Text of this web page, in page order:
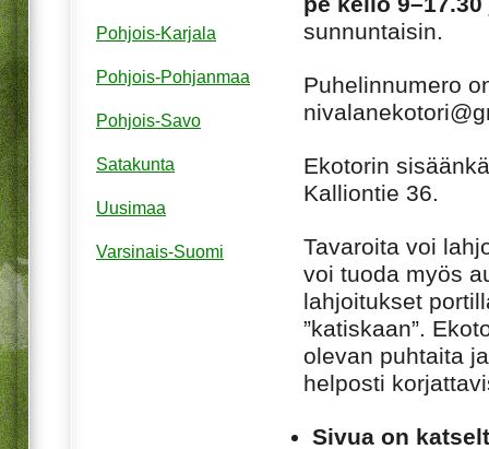
sunnuntaisin.
Puhelinnumero
Ekotorin
Kalliontie 36.
Tavaroita voi
voi tuoda myös
lahjoitukset
”katiskaan”.
olevan puhtaita
helposti
Sivua on
Pohjois-Karjala
Pohjois-Pohjanmaa
Pohjois-Savo
Satakunta
Uusimaa
Varsinais-Suomi